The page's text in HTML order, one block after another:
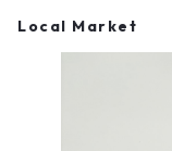
Local Market